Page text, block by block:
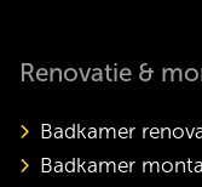
Renovatie &
Badkamer
Badkamer